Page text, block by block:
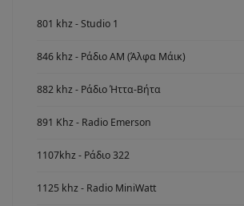
801 khz - Studio 1
846 khz - Ράδιο ΑΜ (Άλφα Μάικ)
882 khz - Ράδιο Ήττα-Βήτα
891 Khz - Radio Emerson
1107khz - Ράδιο 322
1125 khz - Radio MiniWatt